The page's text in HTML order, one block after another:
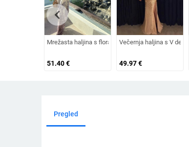
Mrežasta haljina s floralnim uzorkom, V izrez, visoki
51.40€
Večernja haljina s V
49.97€
chevron_left
Pregled